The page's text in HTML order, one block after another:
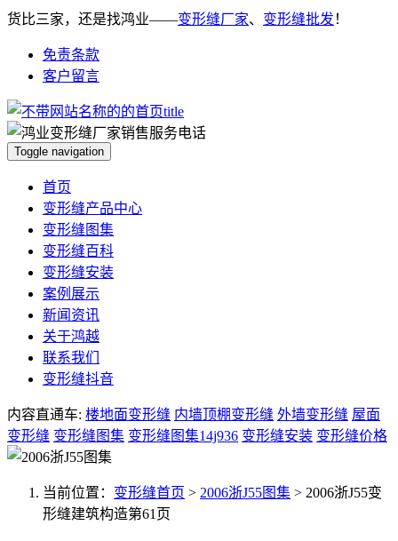
货比三家，还是找鸿业——变形缝厂家、 变形缝批发 ！
免责条款
客户留言
Toggle navigation
首页
变形缝产品中心
变形缝图集
变形缝百科
变形缝安装
案例展示
新闻资讯
关于鸿越
联系我们
变形缝抖音
内容直通车: 楼地面变形缝 内墙顶棚变形缝 外墙变形缝 屋面
变形缝 变形缝图集 变形缝图集14j936 变形缝安装 变形缝价格
当前位置： 变形缝首页 > 2006浙J55图集 > 2006浙J55变
形缝建筑构造第61页